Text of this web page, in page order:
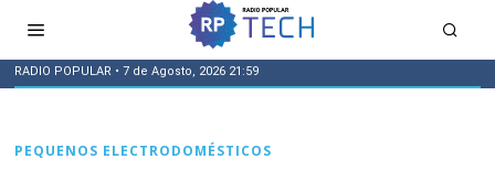
RADIO POPULAR • 7 de Agosto, 2026 21:59
PEQUENOS ELECTRODOMÉSTICOS